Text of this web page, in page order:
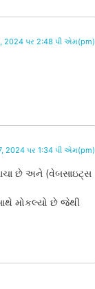
2024 પર 2:48 પી એમ(pm)
2024 પર 1:34 પી એમ(pm)
છે અને (વેબસાઇટ્સ
મોકલ્યો છે જેથી